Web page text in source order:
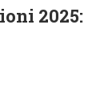
2025: